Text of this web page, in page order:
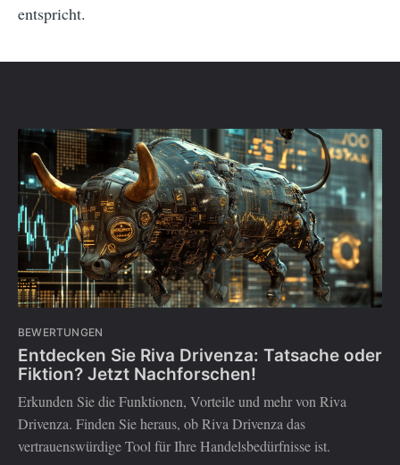
entspricht.
BEWERTUNGEN
Entdecken Sie Riva Drivenza: Tatsache oder
Fiktion? Jetzt Nachforschen!
Erkunden Sie die Funktionen, Vorteile und mehr von Riva
Drivenza. Finden Sie heraus, ob Riva Drivenza das
vertrauenswürdige Tool für Ihre Handelsbedürfnisse ist.